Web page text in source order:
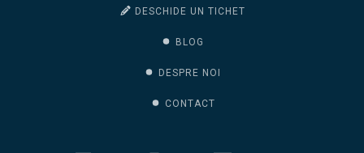
DESCHIDE UN TICHET
BLOG
DESPRE NOI
CONTACT